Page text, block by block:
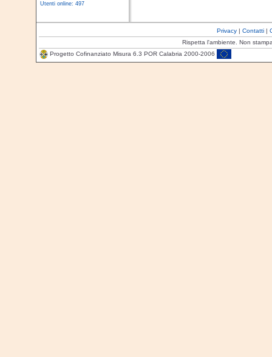
Utenti online: 497
Privacy| Contatti|
Rispetta l'ambiente. Non
Progetto Cofinanziato Misura 6.3 POR Calabria 2000-2006